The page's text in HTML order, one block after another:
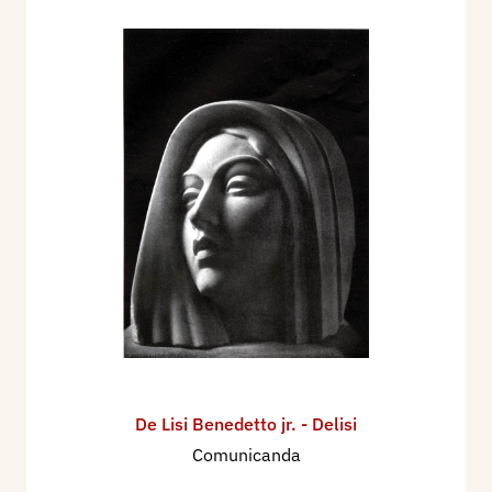
due sculture: Nuotatrice (Scultura anticorodal), Il
pastore (bronzo).
Nel 1935, a Fiume, partecipa alla mostra dei
Bozzetti del Concorso Nazionale per il
Monumento al Legionario Fiumano.
Nel 1936 partecipa alla XX Esposizione
Internazionale d'Arte della Città di Venezia, con
una scultura.
Per il Padiglione Italiano all'Esposizione di Parigi
1937, esegue la statua simbolica raffigurante "la
Partecipa nel settembre/ottobre 1937 XV, alla
Seconda Mostra del Sindacato Nazionale Fascista
De Lisi Benedetto jr. - Delisi
Comunicanda